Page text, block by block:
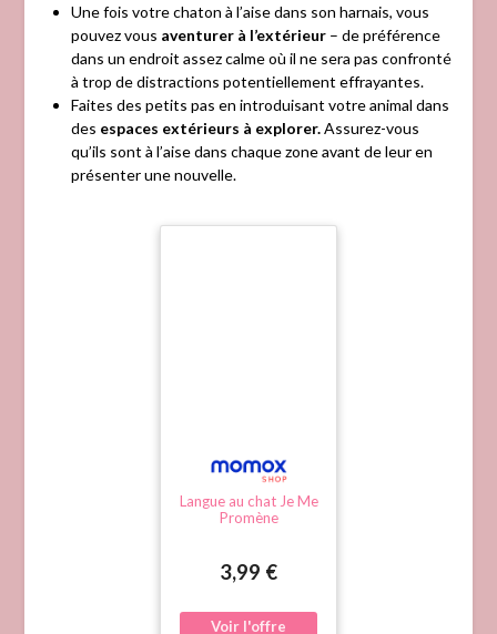
Une fois votre chaton à l’aise dans son harnais, vous
pouvez vous aventurer à l’extérieur – de préférence
dans un endroit assez calme où il ne sera pas confronté
à trop de distractions potentiellement effrayantes.
Faites des petits pas en introduisant votre animal dans
des espaces extérieurs à explorer.Assurez-vous
qu’ils sont à l’aise dans chaque zone avant de leur en
présenter une nouvelle.
Langue au chat Je Me
Promène
3,99 €